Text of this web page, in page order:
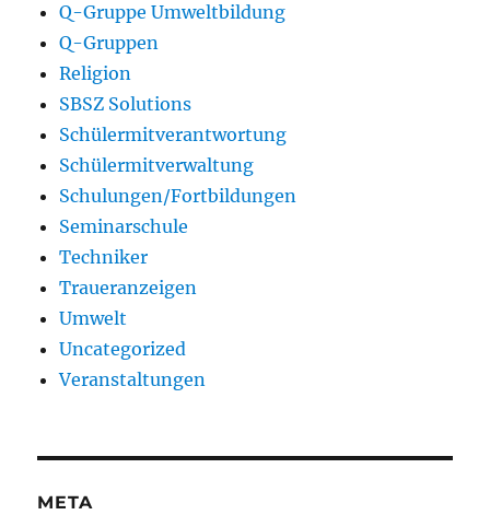
Q-Gruppe Umweltbildung
Q-Gruppen
Religion
SBSZ Solutions
Schülermitverantwortung
Schülermitverwaltung
Schulungen/Fortbildungen
Seminarschule
Techniker
Traueranzeigen
Umwelt
Uncategorized
Veranstaltungen
META